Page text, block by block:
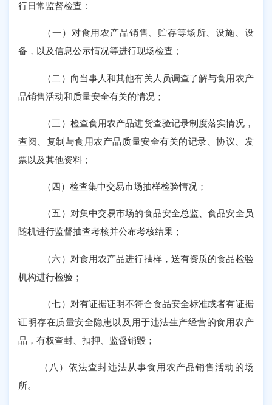
行日常监督检查：
（一）对食用农产品销售、贮存等场所、设施、设
备，以及信息公示情况等进行现场检查；
（二）向当事人和其他有关人员调查了解与食用农产
品销售活动和质量安全有关的情况；
（三）检查食用农产品进货查验记录制度落实情况，
查阅、复制与食用农产品质量安全有关的记录、协议、发
票以及其他资料；
（四）检查集中交易市场抽样检验情况；
（五）对集中交易市场的食品安全总监、食品安全员
随机进行监督抽查考核并公布考核结果；
（六）对食用农产品进行抽样，送有资质的食品检验
机构进行检验；
（七）对有证据证明不符合食品安全标准或者有证据
证明存在质量安全隐患以及用于违法生产经营的食用农产
品，有权查封、扣押、监督销毁；
（八）依法查封违法从事食用农产品销售活动的场
所。